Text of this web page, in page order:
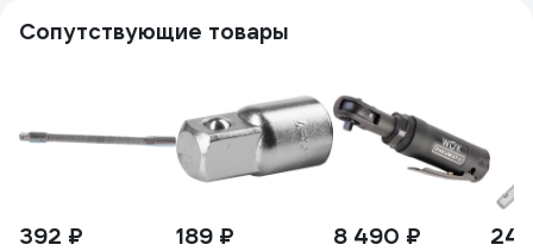
Сопутствующие товары
392 ₽ 189 ₽ 8 490 ₽